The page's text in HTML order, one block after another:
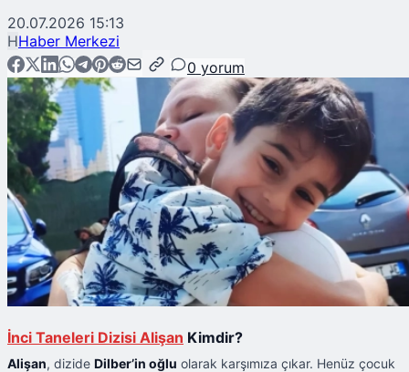
20.07.2026 15:13
HHaber Merkezi
0 yorum
İnci Taneleri Dizisi Alişan Kimdir?
Alişan, dizide Dilber’in oğlu olarak karşımıza çıkar. Henüz çocuk